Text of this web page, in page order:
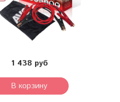
1 438 руб
В корзину